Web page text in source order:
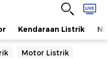
Kendaraan Listrik
Motor Listrik